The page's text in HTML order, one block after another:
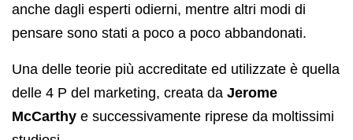
anche dagli esperti odierni, mentre altri modi di
pensare sono stati a poco a poco abbandonati.
Una delle teorie più accreditate ed utilizzate è quella
delle 4 P del marketing, creata da Jerome
McCarthy e successivamente riprese da moltissimi